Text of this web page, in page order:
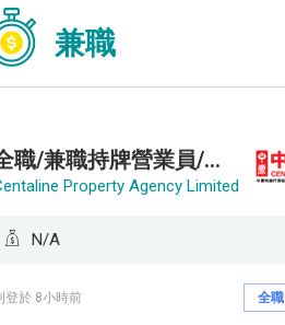
兼職
全職/兼職持牌營業員/持牌地產代理 (長沙灣/將軍澳/油塘)
Property Agency Limited
N/A
登於 8小時前 全職